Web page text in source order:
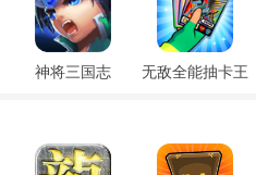
神将三国志 无敌全能抽卡王